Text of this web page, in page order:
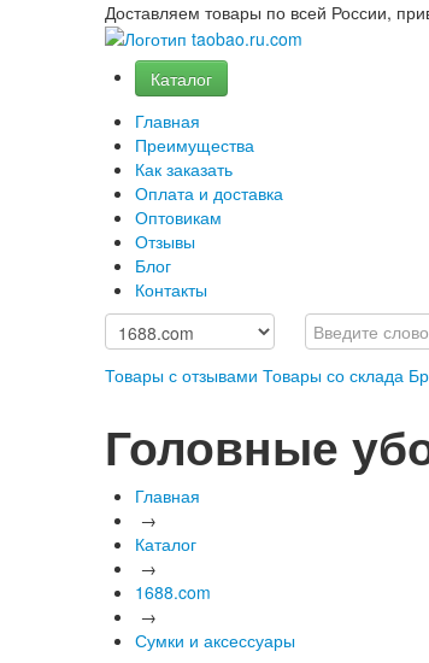
Доставляем товары по всей России,
Каталог
Главная
Преимущества
Как заказать
Оплата и доставка
Оптовикам
Отзывы
Блог
Контакты
Товары с отзывами Товары со склада
Головные
Главная
→
Каталог
→
1688.com
→
Сумки и аксессуары